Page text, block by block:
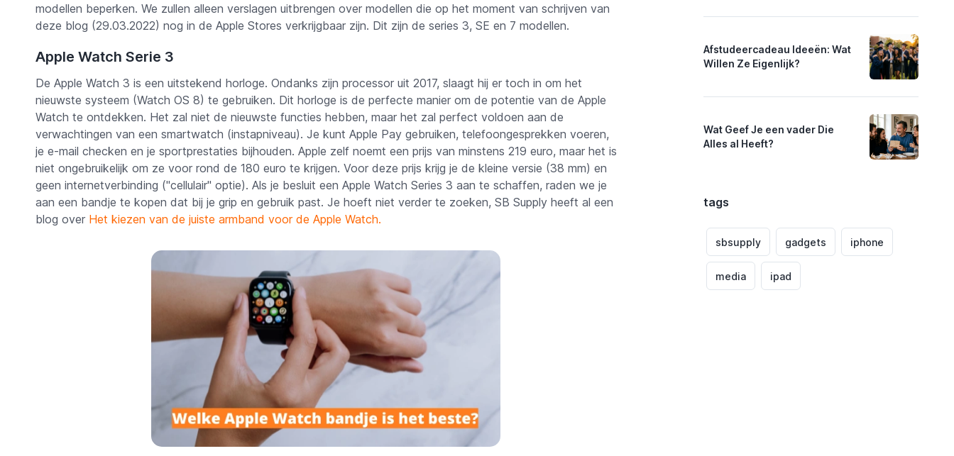
Afstudeercadeau Ideeën: Wat
Willen Ze Eigenlijk?
Wat Geef Je een vader Die
Alles al Heeft?
tags
sbsupply gadgets iphone
media ipad
modellen beperken. We zullen alleen verslagen uitbrengen over modellen die op het moment van schrijven van
deze blog (29.03.2022) nog in de Apple Stores verkrijgbaar zijn. Dit zijn de series 3, SE en 7 modellen.
Apple Watch Serie 3
De Apple Watch 3 is een uitstekend horloge. Ondanks zijn processor uit 2017, slaagt hij er toch in om het
nieuwste systeem (Watch OS 8) te gebruiken. Dit horloge is de perfecte manier om de potentie van de Apple
Watch te ontdekken. Het zal niet de nieuwste functies hebben, maar het zal perfect voldoen aan de
verwachtingen van een smartwatch (instapniveau). Je kunt Apple Pay gebruiken, telefoongesprekken voeren,
je e-mail checken en je sportprestaties bijhouden. Apple zelf noemt een prijs van minstens 219 euro, maar het is
niet ongebruikelijk om ze voor rond de 180 euro te krijgen. Voor deze prijs krijg je de kleine versie (38 mm) en
geen internetverbinding ("cellulair" optie). Als je besluit een Apple Watch Series 3 aan te schaffen, raden we je
aan een bandje te kopen dat bij je grip en gebruik past. Je hoeft niet verder te zoeken, SB Supply heeft al een
blog over Het kiezen van de juiste armband voor de Apple Watch.